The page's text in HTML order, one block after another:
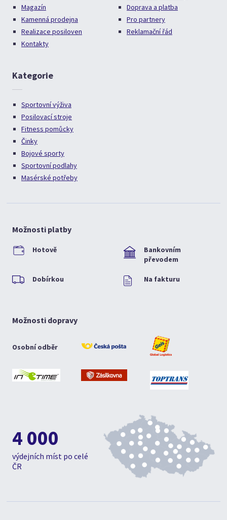
Magazín
Kamenná prodejna
Realizace posiloven
Kontakty
Doprava a platba
Pro partnery
Reklamační řád
Kategorie
Sportovní výživa
Posilovací stroje
Fitness pomůcky
Činky
Bojové sporty
Sportovní podlahy
Masérské potřeby
Možnosti platby
Hotově
Bankovním
převodem
Dobírkou Na fakturu
Možnosti dopravy
Osobní odběr
4 000
výdejních míst po celé
ČR